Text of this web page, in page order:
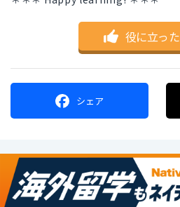
役に立った
シェア